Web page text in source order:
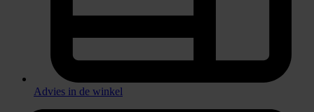
Advies in de winkel